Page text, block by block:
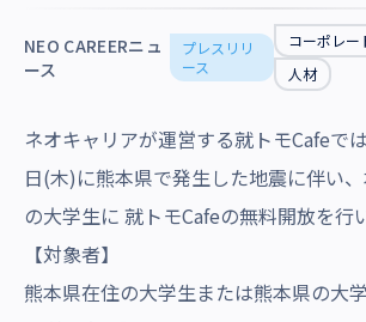
沿革・受賞歴
採用情報
NEO CAREERニュ
ース
プレスリリ
ース
コーポレー
人材
ネオキャリアが運営する就トモCafeで
日(木)に熊本県で発生した地震に伴い
の大学生に 就トモCafeの無料開放を行
【対象者】
熊本県在住の大学生または熊本県の大